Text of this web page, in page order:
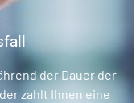
der Dauer der
zahlt Ihnen eine